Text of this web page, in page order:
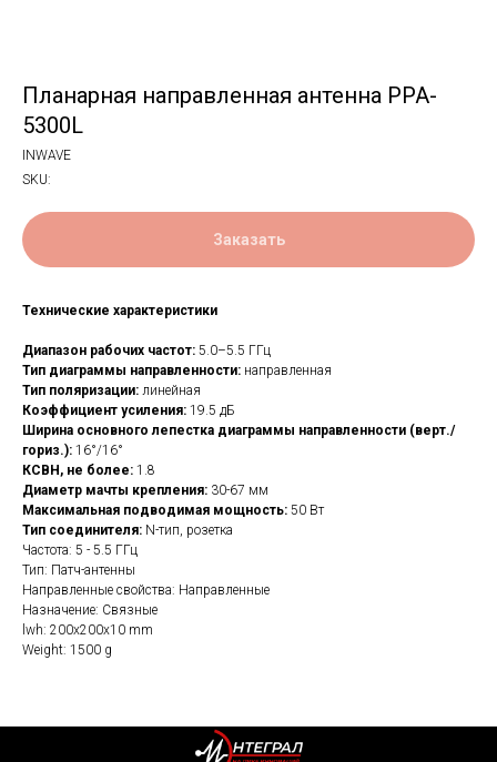
Планарная направленная антенна PPA-
5300L
INWAVE
SKU:
Заказать
Технические характеристики
Диапазон рабочих частот: 5.0–5.5 ГГц
Тип диаграммы направленности: направленная
Тип поляризации: линейная
Коэффициент усиления: 19.5 дБ
Ширина основного лепестка диаграммы направленности (верт./
гориз.): 16°/16°
КСВН, не более: 1.8
Диаметр мачты крепления: 30-67 мм
Максимальная подводимая мощность: 50 Вт
Тип соединителя: N-тип, розетка
Частота: 5 - 5.5 ГГц
Тип: Патч-антенны
Направленные свойства: Направленные
Назначение: Связные
lwh: 200x200x10 mm
Weight: 1500 g